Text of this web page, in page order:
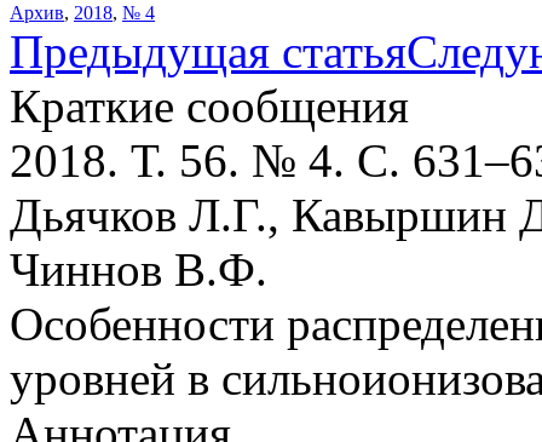
Архив, 2018, № 4
Предыдущая статья
Краткие сообщения
2018. Т. 56. № 4. С.
Дьячков Л.Г.,
Чиннов В.Ф.
Особенности
уровней в